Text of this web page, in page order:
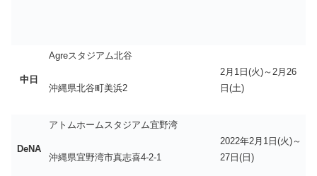
中日
Agreスタジアム北谷
沖縄県北谷町美浜2
2月1日(火)～2月26
日(土)
DeNA
アトムホームスタジアム宜野湾
沖縄県宜野湾市真志喜4-2-1
2022年2月1日(火)～
27日(日)